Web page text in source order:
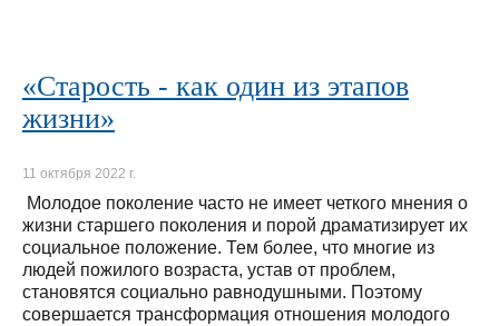
«Старость - как один из этапов
жизни»
11 октября 2022 г.
Молодое поколение часто не имеет четкого мнения о
жизни старшего поколения и порой драматизирует их
социальное положение. Тем более, что многие из
людей пожилого возраста, устав от проблем,
становятся социально равнодушными. Поэтому
совершается трансформация отношения молодого